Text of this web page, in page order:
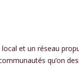
local et un réseau
qu’on